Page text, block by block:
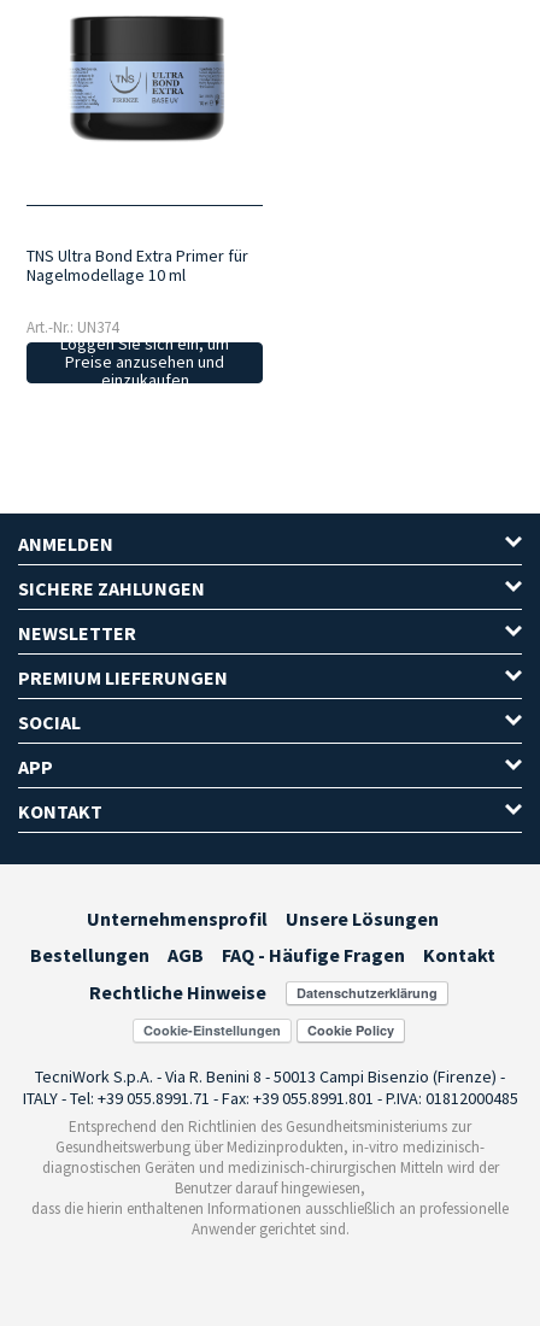
TNS Ultra Bond Extra Primer für
Nagelmodellage 10 ml
Art.-Nr.: UN374
Loggen Sie sich ein, um
Preise anzusehen und
einzukaufen
ANMELDEN
SICHERE ZAHLUNGEN
NEWSLETTER
PREMIUM LIEFERUNGEN
SOCIAL
APP
KONTAKT
Unternehmensprofil
Unsere Lösungen
Bestellungen
AGB FAQ - Häufige Fragen
Kontakt
Rechtliche Hinweise
Cookie-Einstellungen
TecniWork S.p.A. - Via R. Benini 8 - 50013 Campi Bisenzio (Firenze) -
ITALY - Tel: +39 055.8991.71 - Fax: +39 055.8991.801 - P.IVA: 01812000485
Entsprechend den Richtlinien des Gesundheitsministeriums zur
Gesundheitswerbung über Medizinprodukten, in-vitro medizinisch-
diagnostischen Geräten und medizinisch-chirurgischen Mitteln wird der
Benutzer darauf hingewiesen,
dass die hierin enthaltenen Informationen ausschließlich an professionelle
Anwender gerichtet sind.